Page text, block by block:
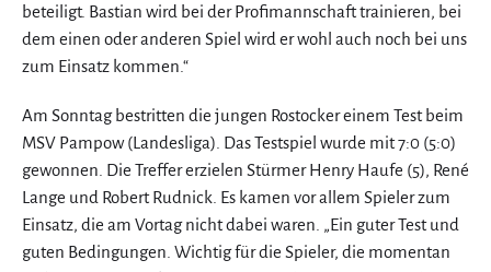
beteiligt. Bastian wird bei der Profimannschaft trainieren, bei
dem einen oder anderen Spiel wird er wohl auch noch bei uns
zum Einsatz kommen.“
Am Sonntag bestritten die jungen Rostocker einem Test beim
MSV Pampow (Landesliga). Das Testspiel wurde mit 7:0 (5:0)
gewonnen. Die Treffer erzielen Stürmer Henry Haufe (5), René
Lange und Robert Rudnick. Es kamen vor allem Spieler zum
Einsatz, die am Vortag nicht dabei waren. „Ein guter Test und
guten Bedingungen. Wichtig für die Spieler, die momentan